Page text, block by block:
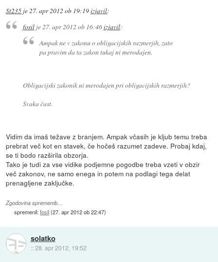
St235 je27. apr 2012 ob 19:19izjavil:
fosilje27. apr 2012 ob 16:46izjavil:
Ampak ne v zakonu o obligacijskih razmerjih, zato
pa pravim da ta zakon tukaj ni merodajen.
Obligacijski zakonik ni merodajen pri obligacijskih razmerjih?
Svaka čast.
Vidim da imaš težave z branjem. Ampak včasih je kljub temu treba
prebrat več kot en stavek, če hočeš razumet zadeve. Probaj kdaj,
se ti bodo razširila obzorja.
Tako je tudi za vse vidike podjemne pogodbe treba vzeti v obzir
več zakonov, ne samo enega in potem na podlagi tega delat
prenagljene zaključke.
Zgodovina sprememb…
spremenil:fosil(27. apr 2012 ob 22:47)
solatko
::28. apr 2012, 19:52